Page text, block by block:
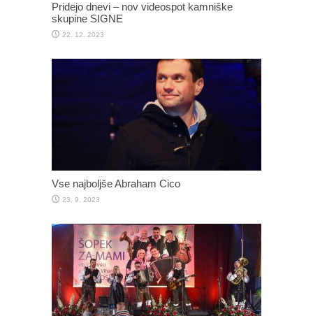
Pridejo dnevi – nov videospot kamniške
skupine SIGNE
22. 12. 2023
Vse najboljše Abraham Cico
23. 9. 2023